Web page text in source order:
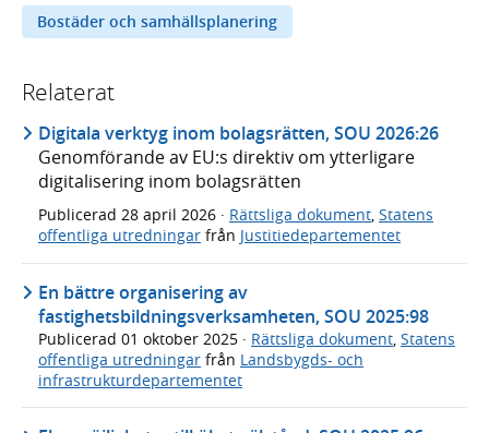
Bostäder och samhällsplanering
Relaterat
Digitala verktyg inom bolagsrätten, SOU 2026:26
Genomförande av EU:s direktiv om ytterligare
digitalisering inom bolagsrätten
Publicerad 28 april 2026 · Rättsliga dokument, Statens
offentliga utredningar från Justitiedepartementet
En bättre organisering av
fastighetsbildningsverksamheten, SOU 2025:98
Publicerad 01 oktober 2025 · Rättsliga dokument, Statens
offentliga utredningar från Landsbygds- och
infrastrukturdepartementet